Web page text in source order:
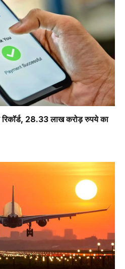
रिकॉर्ड, 28.33 लाख करोड़ रुपये का